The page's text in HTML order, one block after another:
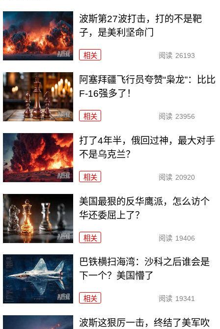
波斯第27波打击，打的不是靶
子，是美利坚命门
相关 阅读 26193
阿塞拜疆飞行员夸赞“枭龙”：比比
F-16强多了！
相关 阅读 23956
打了4年半，俄回过神，最大对手
不是乌克兰？
相关 阅读 20920
美国最狠的反华鹰派，怎么访个
华还委屈上了？
相关 阅读 19406
巴铁横扫海湾：沙科之后谁会是
下一个？美国懵了
相关 阅读 19341
波斯这狠厉一击，终结了美军吹